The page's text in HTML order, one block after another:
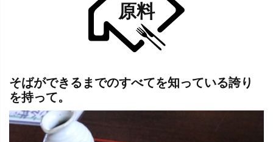
原料
そばができるまでのすべてを知っている誇り
を持って。